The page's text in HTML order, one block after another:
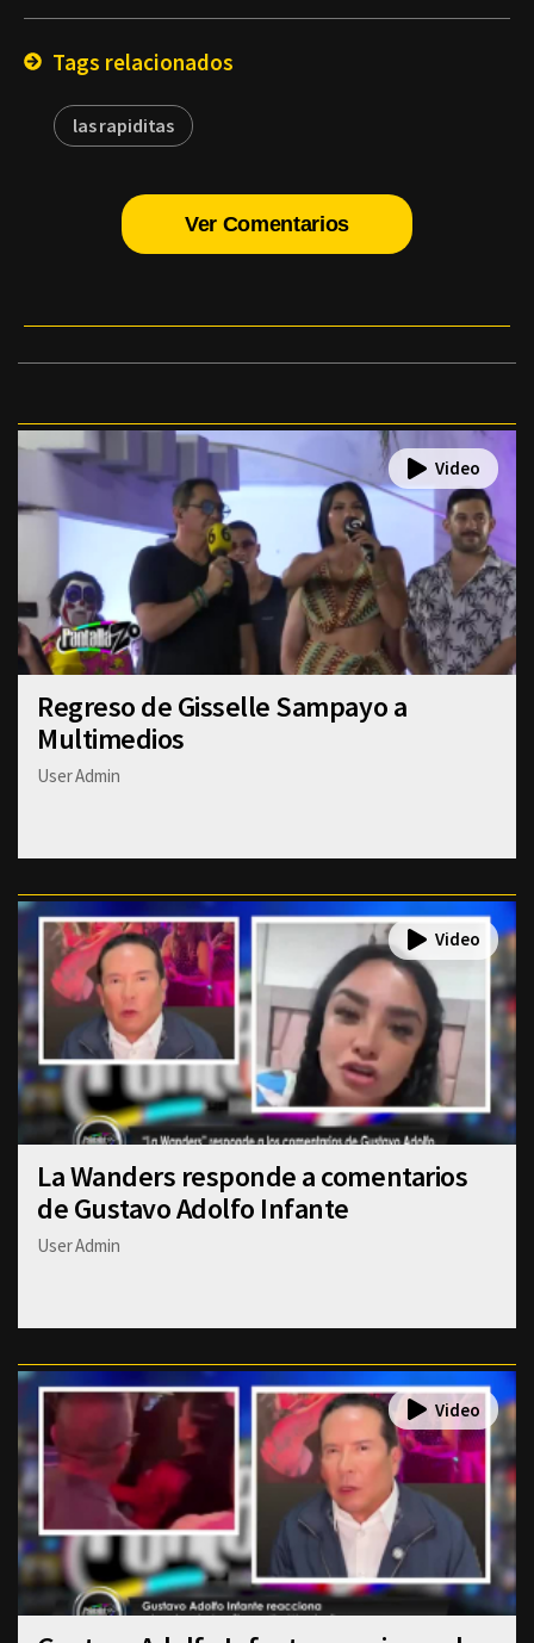
Tags relacionados
las rapiditas
Ver Comentarios
Regreso de Gisselle Sampayo a
Multimedios
User Admin
La Wanders responde a comentarios
de Gustavo Adolfo Infante
User Admin